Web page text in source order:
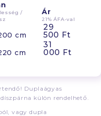
/
Ár
21% ÁFA-val
cm
29
500 Ft
cm
31
000 Ft
Duplaágyas
külön rendelhető.
vagy dupla